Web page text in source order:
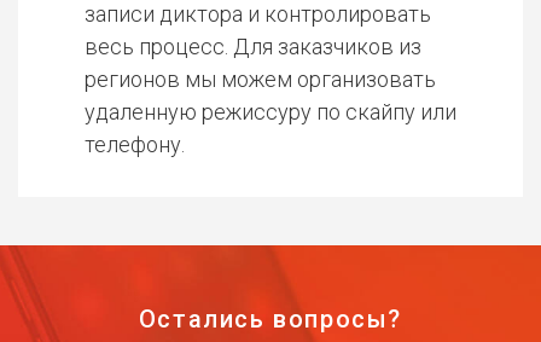
записи диктора и контролировать
весь процесс. Для заказчиков из
регионов мы можем организовать
удаленную режиссуру по скайпу или
телефону.
Остались вопросы?